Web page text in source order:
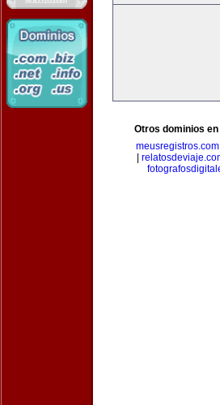
Otros dominios
meusregistros.com|